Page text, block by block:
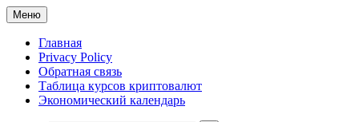
Перейти
к
содержимому
Меню
Главная
Privacy Policy
Обратная связь
Таблица курсов криптовалют
Экономический календарь